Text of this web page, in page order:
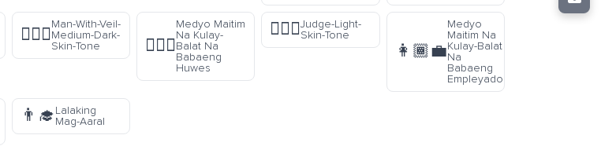
👰🏾‍♂️
Man-With-Veil-
Medium-Dark-
Skin-Tone
👩🏾‍⚖️
Medyo Maitim
Na Kulay-
Balat Na
Babaeng
Huwes
🧑🏻‍⚖️Judge-Light-
Skin-Tone
👩🏾‍💼
Medyo
Maitim Na
Kulay-Balat
Na
Babaeng
Empleyado
👨‍🎓Lalaking
Mag-Aaral